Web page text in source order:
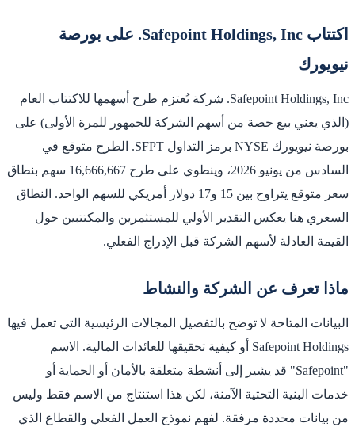
اكتتاب Safepoint Holdings, Inc. على بورصة
نيويورك
Safepoint Holdings, Inc. شركة تُعتزم طرح أسهمها للاكتتاب العام
(الذي يعني بيع حصة من أسهم الشركة للجمهور للمرة الأولى) على
بورصة نيويورك NYSE برمز التداول SFPT. الطرح متوقع في
السادس من يونيو 2026، وينطوي على طرح 16,666,667 سهم بنطاق
سعر متوقع يتراوح بين 15 و17 دولار أمريكي للسهم الواحد. النطاق
السعري هنا يعكس التقدير الأولي للمستثمرين والمكتتبين حول
القيمة العادلة لأسهم الشركة قبل الإدراج الفعلي.
ماذا تعرف عن الشركة والنشاط
البيانات المتاحة لا توضح بالتفصيل المجالات الرئيسية التي تعمل فيها
Safepoint Holdings أو كيفية تحقيقها للعائدات المالية. الاسم
"Safepoint" قد يشير إلى أنشطة متعلقة بالأمان أو الحماية أو
خدمات البنية التحتية الآمنة، لكن هذا استنتاج من الاسم فقط وليس
من بيانات محددة مرفقة. لفهم نموذج العمل الفعلي والقطاع الذي